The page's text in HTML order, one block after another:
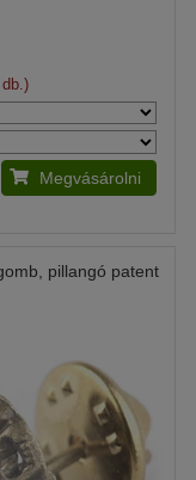
Megvásárolni
pillangó patent